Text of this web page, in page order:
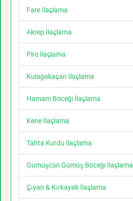
Fare İlaçlama
Akrep İlaçlama
Pire İlaçlama
Kulağakaçan İlaçlama
Hamam Böceği İlaçlama
Kene İlaçlama
Tahta Kurdu İlaçlama
Gümüşcün Gümüş Böceği İlaçlama
Çıyan & Kırkayak İlaçlama